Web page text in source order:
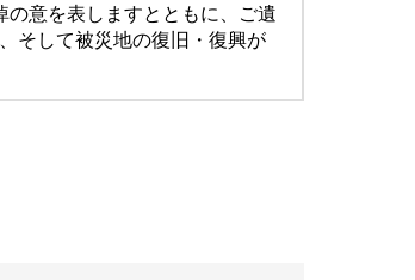
意を表しますとともに、ご遺
そして被災地の復旧・復興が